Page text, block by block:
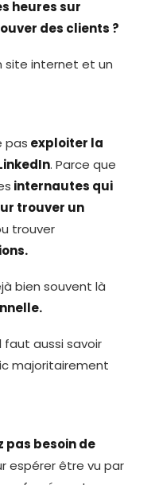
heures sur
des clients ?
site internet et un
pas exploiter la
. Parce que
internautes qui
trouver un
trouver
bien souvent là
aussi savoir
majoritairement
pas besoin de
espérer être vu par